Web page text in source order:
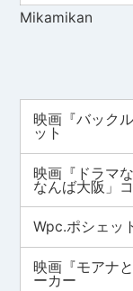
Mikamikan
映画『バック
ット
映画『ドラマ
なんば大阪」
Wpc.ポシェッ
映画『モアナ
ーカー